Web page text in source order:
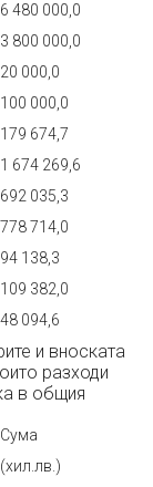
6 480 000,0
3 800 000,0
20 000,0
100 000,0
179 674,7
1 674 269,6
692 035,3
778 714,0
94 138,3
109 382,0
48 094,6
и вноската
разходи
в общия
Сума
(хил.лв.)